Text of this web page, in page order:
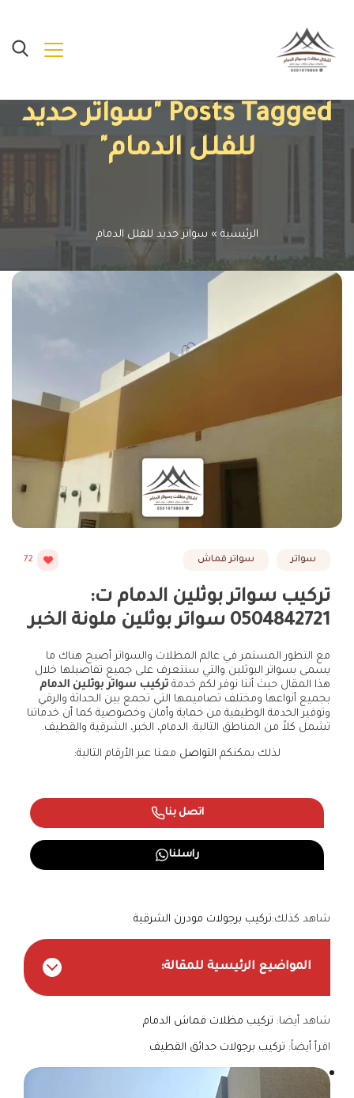
Posts Tagged "سواتر حديد
للفلل الدمام"
الرئيسية » سواتر حديد للفلل الدمام
سواتر سواتر قماش 72
تركيب سواتر بوثلين الدمام ت:
0504842721 سواتر بوثلين ملونة الخبر
مع التطور المستمر في عالم المظلات والسواتر أصبح هناك ما
يسمى بسواتر البوثلين والتي سنتعرف على جميع تفاصيلها خلال
هذا المقال حيث أننا نوفر لكم خدمة تركيب سواتر بوثلين الدمام
بجميع أنواعها ومختلف تصاميمها التي تجمع بين الحداثة والرقي
وتوفير الخدمة الوظيفية من حماية وأمان وخصوصية كما أن خدماتنا
تشمل كلاً من المناطق التالية: الدمام، الخبر، الشرقية والقطيف.
لذلك يمكنكم التواصل معنا عبر الأرقام التالية:
اتصل بنا
راسلنا
شاهد كذلك:تركيب برجولات مودرن الشرقية
المواضيع الرئيسية للمقالة:
شاهد أيضا: تركيب مظلات قماش الدمام
اقرأ أيضاً: تركيب برجولات حدائق القطيف